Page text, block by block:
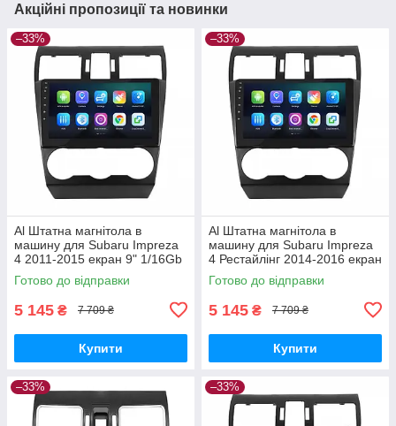
Акційні пропозиції та новинки
–33%
Al Штатна магнітола в
машину для Subaru Impreza
4 2011-2015 екран 9" 1/16Gb
Wi-Fi GPS Base
Готово до відправки
5 145 ₴ 7 709 ₴
Купити
–33%
Al Штатна магнітола в
машину для Subaru Impreza
4 Рестайлінг 2014-2016 екран
9" 1/16Gb Wi-Fi GPS Base
Готово до відправки
5 145 ₴ 7 709 ₴
Купити
–33% –33%